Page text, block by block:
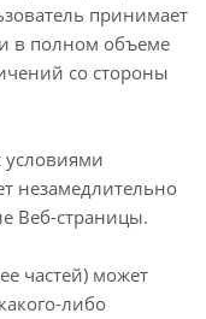
принимает
в полном объеме
со стороны
условиями
незамедлительно
Веб-страницы.
частей) может
либо